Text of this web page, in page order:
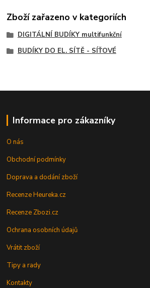
Zboží zařazeno v kategoriích
DIGITÁLNÍ BUDÍKY multifunkční
BUDÍKY DO EL. SÍTĚ - SÍŤOVÉ
Informace pro zákazníky
O nás
Obchodní podmínky
Doprava a dodání zboží
Recenze Heureka.cz
Recenze Zbozi.cz
Ochrana osobních údajů
Vrátit zboží
Tipy a rady
Kontakty